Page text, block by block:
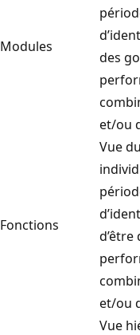
Modules
des
et/ou
Fonctions
Vue
et/ou
Vue